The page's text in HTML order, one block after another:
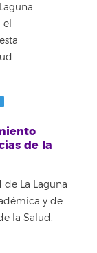
de la
La Laguna
y de
la Salud.